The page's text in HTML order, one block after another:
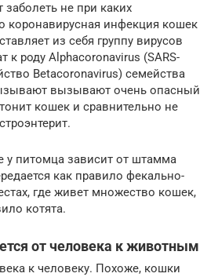
не при каких
коронавирусная инфекция кошек
из себя группу вирусов
к роду Alphacoronavirus (SARS-
Betacoronavirus) семейства
вызывают очень опасный
кошек и сравнительно не
у питомца зависит от штамма
как правило фекально-
где живет множество кошек,
котята.
от человека к животным
к человеку. Похоже, кошки